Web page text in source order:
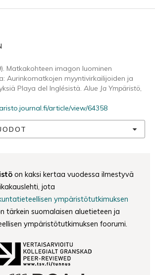
Matkakohteen imagon luominen
Aurinkomatkojen myyntivirkailijoiden ja
Playa del Inglésistä. Alue Ja Ympäristö,
article/view/64358
on kaksi kertaa vuodessa ilmestyvä
jota
ympäristötutkimuksen
tärkein suomalaisen aluetieteen ja
ympäristötutkimuksen foorumi.